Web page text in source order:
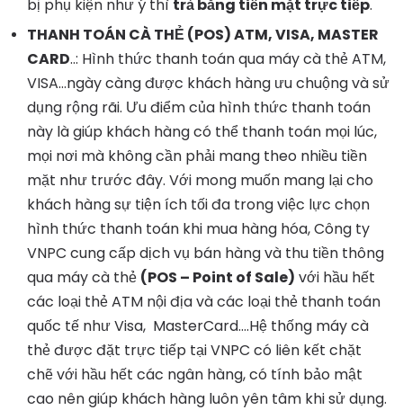
bị phụ kiện như ý thì trả bằng tiền mặt trực tiếp.
THANH TOÁN CÀ THẺ (POS) ATM, VISA, MASTER
CARD..: Hình thức thanh toán qua máy cà thẻ ATM,
VISA…ngày càng được khách hàng ưu chuộng và sử
dụng rộng rãi. Ưu điểm của hình thức thanh toán
này là giúp khách hàng có thể thanh toán mọi lúc,
mọi nơi mà không cần phải mang theo nhiều tiền
mặt như trước đây. Với mong muốn mang lại cho
khách hàng sự tiện ích tối đa trong việc lực chọn
hình thức thanh toán khi mua hàng hóa, Công ty
VNPC cung cấp dịch vụ bán hàng và thu tiền thông
qua máy cà thẻ (POS – Point of Sale) với hầu hết
các loại thẻ ATM nội địa và các loại thẻ thanh toán
quốc tế như Visa, MasterCard….Hệ thống máy cà
thẻ được đặt trực tiếp tại VNPC có liên kết chặt
chẽ với hầu hết các ngân hàng, có tính bảo mật
cao nên giúp khách hàng luôn yên tâm khi sử dụng.